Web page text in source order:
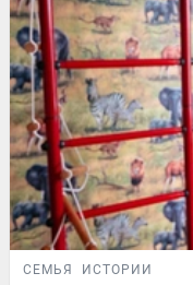
СЕМЬЯ ИСТОРИИ